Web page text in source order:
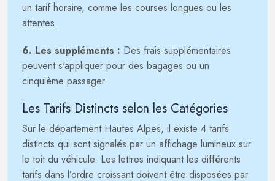
un tarif horaire, comme les courses longues ou les
attentes.
6. Les suppléments : Des frais supplémentaires
peuvent s'appliquer pour des bagages ou un
cinquième passager.
Les Tarifs Distincts selon les Catégories
Sur le département Hautes Alpes, il existe 4 tarifs
distincts qui sont signalés par un affichage lumineux sur
le toit du véhicule. Les lettres indiquant les différents
tarifs dans l’ordre croissant doivent être disposées par